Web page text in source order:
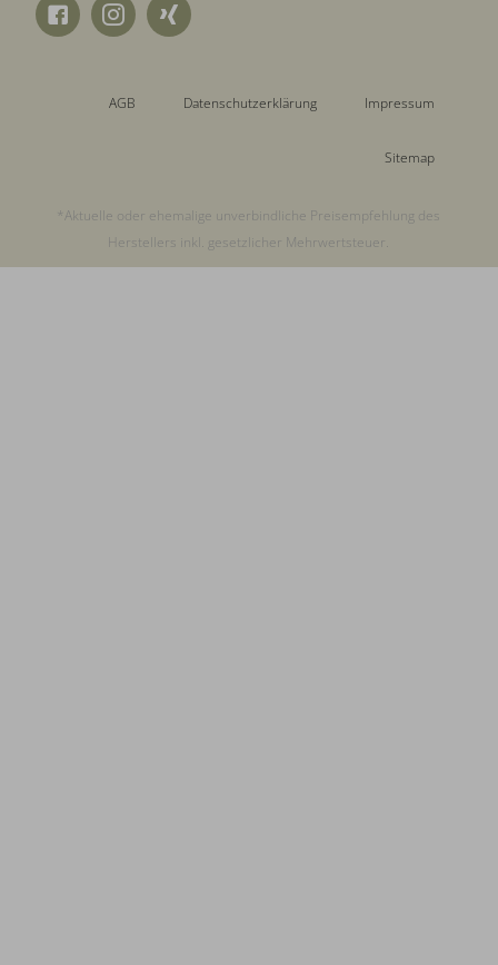
AGB Datenschutzerklärung Impressum
Sitemap
*Aktuelle oder ehemalige unverbindliche Preisempfehlung des
Herstellers inkl. gesetzlicher Mehrwertsteuer.